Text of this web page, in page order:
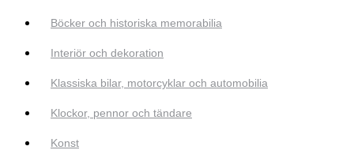
Böcker och historiska memorabilia
Interiör och dekoration
Klassiska bilar, motorcyklar och automobilia
Klockor, pennor och tändare
Konst